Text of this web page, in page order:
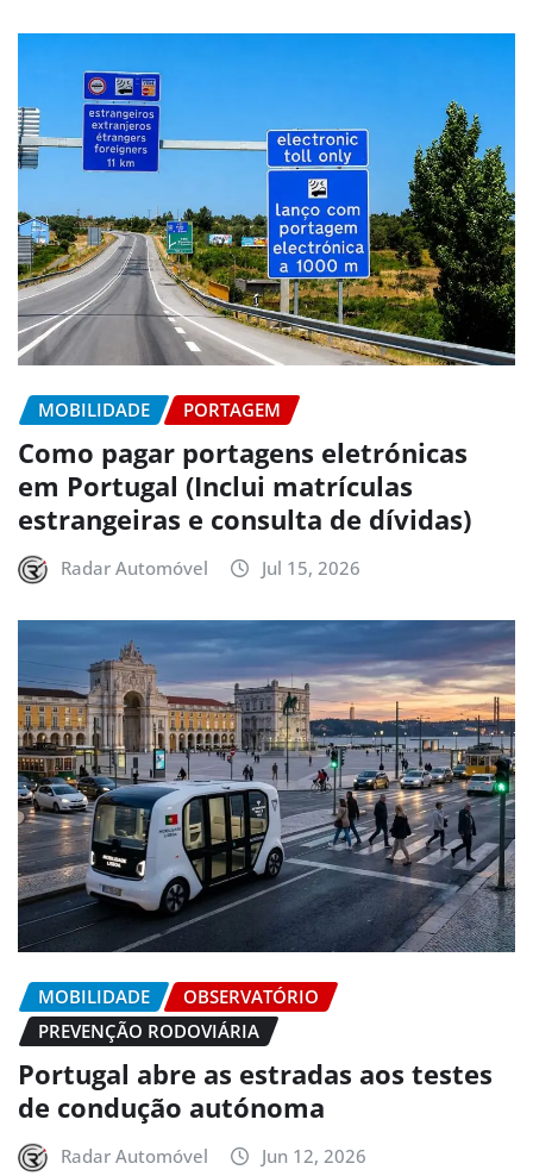
MOBILIDADE PORTAGEM
Como pagar portagens eletrónicas
em Portugal (Inclui matrículas
estrangeiras e consulta de dívidas)
Radar Automóvel Jul 15, 2026
MOBILIDADE
OBSERVATÓRIO
PREVENÇÃO RODOVIÁRIA
Portugal abre as estradas aos testes
de condução autónoma
Radar Automóvel Jun 12, 2026